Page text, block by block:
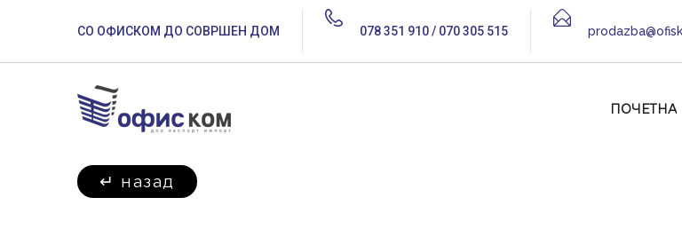
СО ОФИСКОМ ДО СОВРШЕН ДОМ 078 351 910 / 070 305 515
ПОЧЕТНА
↵ назад